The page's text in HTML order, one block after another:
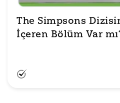
The Simpsons
İçeren Bölüm Var